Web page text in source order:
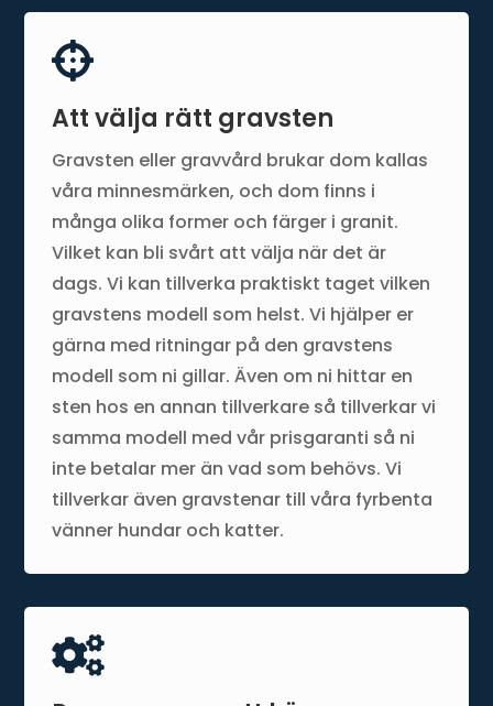

Att välja rätt gravsten
Gravsten eller gravvård brukar dom kallas
våra minnesmärken, och dom finns i
många olika former och färger i granit.
Vilket kan bli svårt att välja när det är
dags. Vi kan tillverka praktiskt taget vilken
gravstens modell som helst. Vi hjälper er
gärna med ritningar på den gravstens
modell som ni gillar. Även om ni hittar en
sten hos en annan tillverkare så tillverkar vi
samma modell med vår prisgaranti så ni
inte betalar mer än vad som behövs. Vi
tillverkar även gravstenar till våra fyrbenta
vänner hundar och katter.
